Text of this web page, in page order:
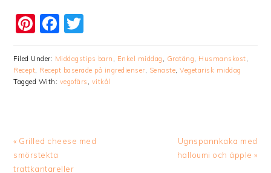
Pinterest
Facebook
Filed Under: Middagstips barn , Enkel middag , Gratäng, Husmanskost,
Recept, Recept baserade på ingredienser, Senaste,Vegetarisk middag
Tagged With: vegofärs , vitkål
Previous
Post:
« Grilled cheese med
smörstekta
trattkantareller
Next
Post:
Ugnspannkaka med
halloumi och äpple »